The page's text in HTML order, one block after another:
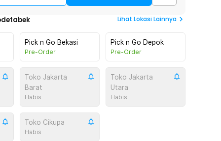
Lihat Lokasi Lainnya
Pick n Go Bekasi
Pre-Order
Pick n Go Depok
Pre-Order
Toko Jakarta
Barat
Habis
Toko Jakarta
Utara
Habis
Toko Cikupa
Habis